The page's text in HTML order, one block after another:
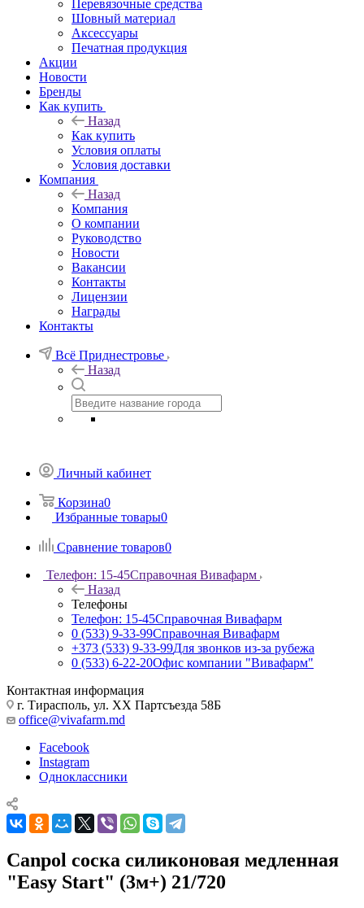
Перевязочные средства
Шовный материал
Аксессуары
Печатная продукция
Акции
Новости
Бренды
Как купить
Назад
Как купить
Условия оплаты
Условия доставки
Компания
Назад
Компания
О компании
Руководство
Новости
Вакансии
Контакты
Лицензии
Награды
Контакты
Всё Приднестровье
Назад
Личный кабинет
Корзина0
Избранные товары0
Сравнение товаров0
Телефон: 15-45Справочная Вивафарм
Назад
Телефоны
Телефон: 15-45Справочная Вивафарм
0 (533) 9-33-99Справочная Вивафарм
+373 (533) 9-33-99Для звонков из-за рубежа
0 (533) 6-22-20Офис компании "Вивафарм"
Контактная информация
г. Тирасполь, ул. ХХ Партсъезда 58Б
office@vivafarm.md
Facebook
Instagram
Одноклассники
Canpol соска силиконовая медленная
"Easy Start" (3м+) 21/720